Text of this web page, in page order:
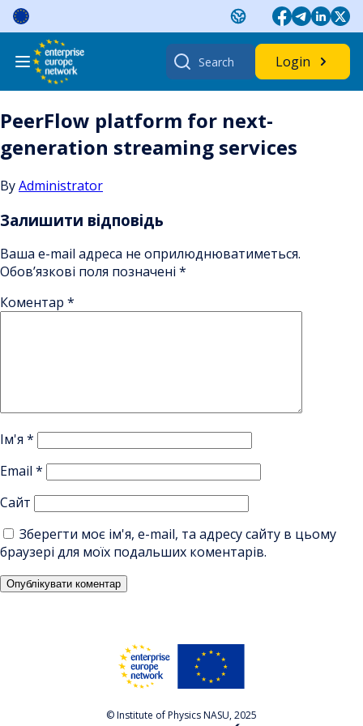
Skip
content
Search
for:
Login
PeerFlow platform for next-
generation streaming services
ByAdministrator
Залишити відповідь
Ваша e-mail адреса не оприлюднюватиметься.
Обов’язкові поля позначені *
Коментар *
Ім'я *
Email *
Сайт
Зберегти моє ім'я, e-mail, та адресу сайту в цьому
браузері для моїх подальших коментарів.
© Institute of Physics NASU, 2025